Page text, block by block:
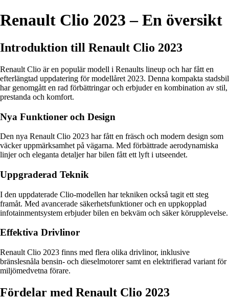
Renault Clio 2023 – En översikt
Introduktion till Renault Clio 2023
Renault Clio är en populär modell i Renaults lineup och har fått en
efterlängtad uppdatering för modellåret 2023. Denna kompakta stadsbil
har genomgått en rad förbättringar och erbjuder en kombination av stil,
prestanda och komfort.
Nya Funktioner och Design
Den nya Renault Clio 2023 har fått en fräsch och modern design som
väcker uppmärksamhet på vägarna. Med förbättrade aerodynamiska
linjer och eleganta detaljer har bilen fått ett lyft i utseendet.
Uppgraderad Teknik
I den uppdaterade Clio-modellen har tekniken också tagit ett steg
framåt. Med avancerade säkerhetsfunktioner och en uppkopplad
infotainmentsystem erbjuder bilen en bekväm och säker körupplevelse.
Effektiva Drivlinor
Renault Clio 2023 finns med flera olika drivlinor, inklusive
bränslesnåla bensin- och dieselmotorer samt en elektrifierad variant för
miljömedvetna förare.
Fördelar med Renault Clio 2023